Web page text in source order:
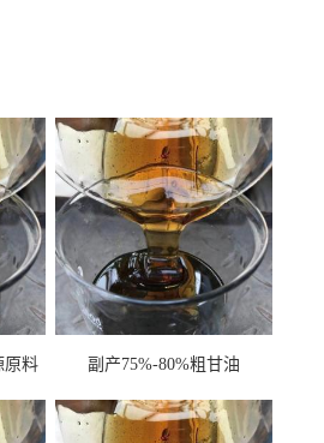
原料
副产75%-80%粗甘油